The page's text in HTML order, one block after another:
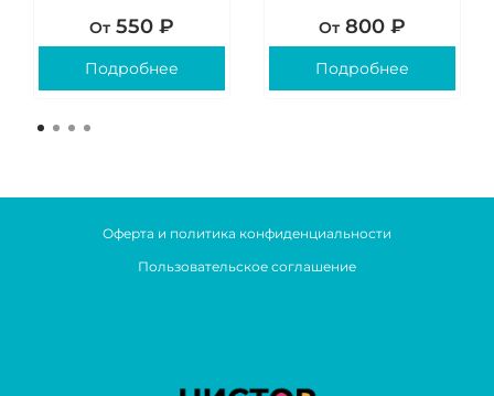
От 550 ₽
Подробнее
От 800 ₽
Подробнее
Оферта и политика конфиденциальности
Пользовательское соглашение